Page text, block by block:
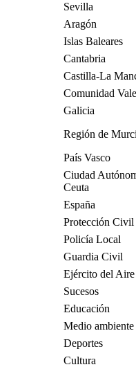
Sevilla
Aragón
Islas Baleares
Cantabria
Castilla-La
Comunidad
Galicia
Región de
País Vasco
Ciudad
Ceuta
España
Protección Civil
Policía Local
Guardia Civil
Ejército del Aire
Sucesos
Educación
Medio ambiente
Deportes
Cultura